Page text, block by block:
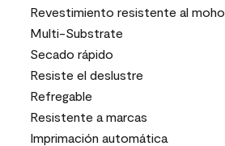
Revestimiento resistente al moho
Multi-Substrate
Secado rápido
Resiste el deslustre
Refregable
Resistente a marcas
Imprimación automática